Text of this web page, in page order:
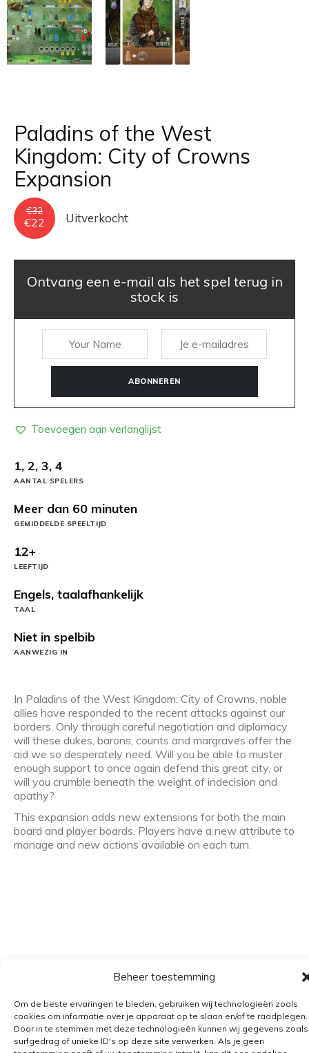
Beheer toestemming
Om de beste ervaringen te bieden, gebruiken wij technologieën zoals
cookies om informatie over je apparaat op te slaan en/of te raadplegen.
Door in te stemmen met deze technologieën kunnen wij gegevens zoals
surfgedrag of unieke ID's op deze site verwerken. Als je geen
Paladins of the West
Kingdom: City of Crowns
Expansion
€32
Oorspronkelijke
prijs
was:
€22
Huidige
prijs
is:
Uitverkocht
Ontvang een e-mail als het spel terug in
stock is
ABONNEREN
Toevoegen aan verlanglijst
1, 2, 3, 4
AANTAL SPELERS
Meer dan 60 minuten
GEMIDDELDE SPEELTIJD
12+
LEEFTIJD
Engels, taalafhankelijk
TAAL
Niet in spelbib
AANWEZIG IN
In Paladins of the West Kingdom: City of Crowns, noble
allies have responded to the recent attacks against our
borders. Only through careful negotiation and diplomacy
will these dukes, barons, counts and margraves offer the
aid we so desperately need. Will you be able to muster
enough support to once again defend this great city, or
will you crumble beneath the weight of indecision and
apathy?
This expansion adds new extensions for both the main
board and player boards. Players have a new attribute to
manage and new actions available on each turn.
Algemene voorwaarden
Verzending
Retourbeleid
BE 0682.845.059